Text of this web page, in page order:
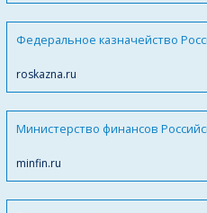
Федеральное казначейство
roskazna.ru
Министерство финансов
minfin.ru